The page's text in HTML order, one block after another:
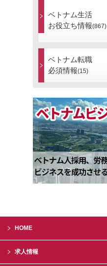
ベトナム生活
お役立ち情報(867)
ベトナム転職
必須情報(15)
HOME
求人情報